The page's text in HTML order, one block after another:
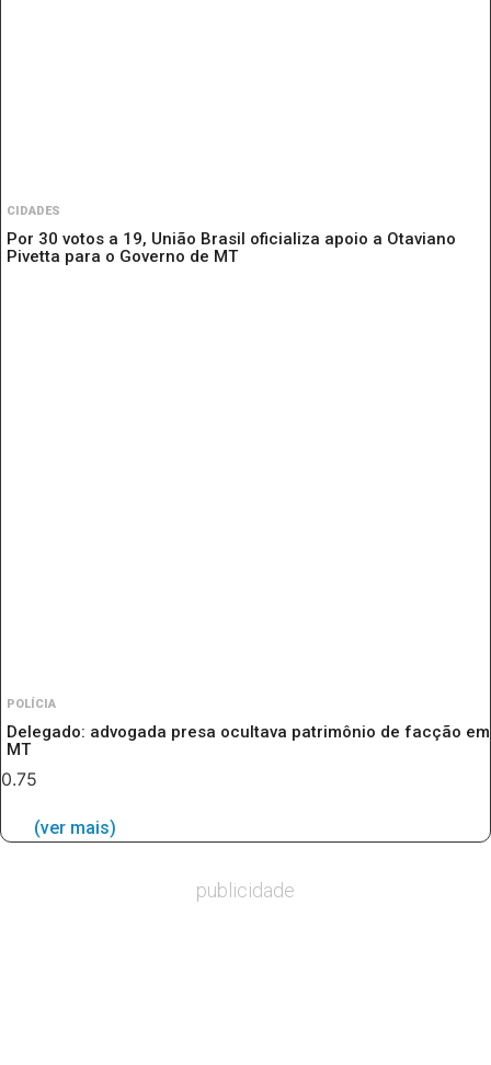
CIDADES
Por 30 votos a 19, União Brasil oficializa apoio a Otaviano
Pivetta para o Governo de MT
POLÍCIA
Delegado: advogada presa ocultava patrimônio de facção em
MT
(ver mais)
publicidade